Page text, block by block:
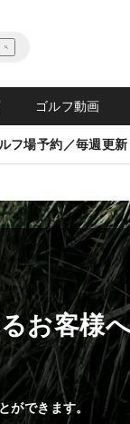
ゴルフ動画
フ場予約／毎週更
お客様
ができます。